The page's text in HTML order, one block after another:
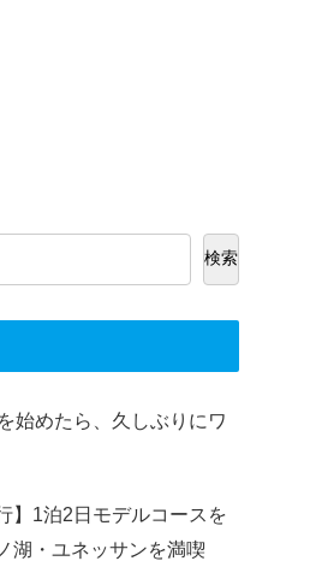
検索
始めたら、久しぶりにワ
】1泊2日モデルコースを
湖・ユネッサンを満喫